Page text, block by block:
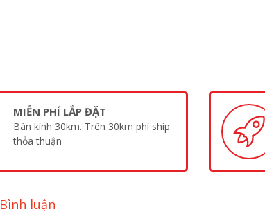
MIỄN PHÍ LẮP ĐẶT
Bán kính 30km. Trên 30km phí ship
thỏa thuận
Bình luận